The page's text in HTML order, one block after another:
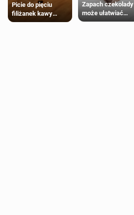
Picie do pięciu
filiżanek kawy
dziennie jest
Zapach czekolady
może ułatwiać
trening siłowy